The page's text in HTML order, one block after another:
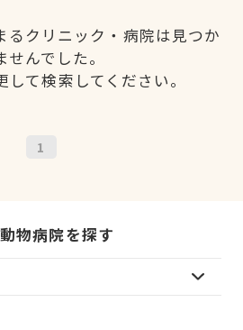
るクリニック・病院は見つか
せんでした。
て検索してください。
1
物病院を探す